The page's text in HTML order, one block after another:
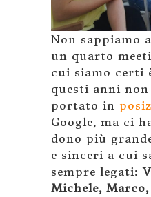
Non sappiamo
un quarto
cui siamo certi
questi anni
portato in
Google, ma ci
dono più
e sinceri a cui
sempre legati:
Michele,